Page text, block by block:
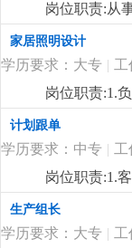
岗位职责:从
家居照明设计
学历要求：大专 | 工
岗位职责:1.
制定新产品
功底3.有二
计划跟单
学历要求：中专 | 工
岗位职责:1.
2.根据生产
安排生产，
知相关部门
生产组长
学历要求：大专 | 工